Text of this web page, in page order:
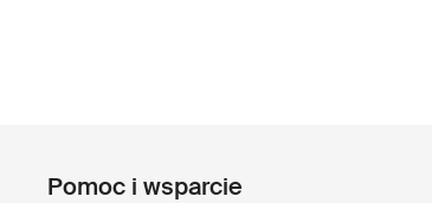
Pomoc i wsparcie